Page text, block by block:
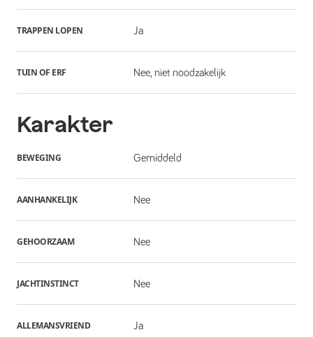
TRAPPEN LOPEN Ja
TUIN OF ERF Nee, niet noodzakelijk
Karakter
BEWEGING Gemiddeld
AANHANKELIJK Nee
GEHOORZAAM Nee
JACHTINSTINCT Nee
ALLEMANSVRIEND Ja